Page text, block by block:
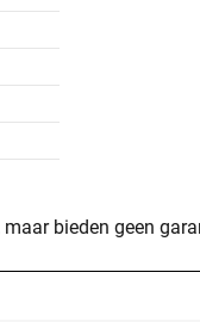
bieden geen